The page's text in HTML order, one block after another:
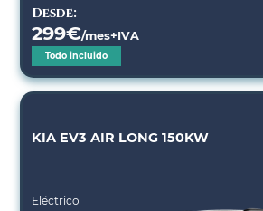
Desde:
299€/mes+IVA
Todo incluido
KIA EV3 AIR LONG 150KW
Eléctrico